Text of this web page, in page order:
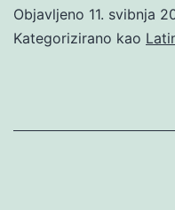
Objavljeno 11. svibnja
Kategorizirano kao